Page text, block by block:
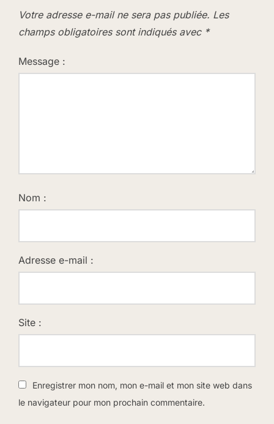
Votre adresse e-mail ne sera pas publiée. Les
champs obligatoires sont indiqués avec *
Message :
Nom :
Adresse e-mail :
Site :
Enregistrer mon nom, mon e-mail et mon site web dans
le navigateur pour mon prochain commentaire.